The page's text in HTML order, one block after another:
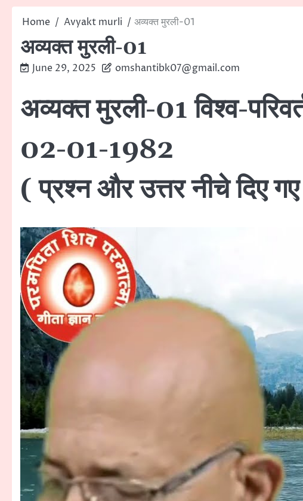
Home Avyakt murli अव्यक्त मुरली-01
अव्यक्त मुरली-01
June 29, 2025 omshantibk07@gmail.com
अव्यक्त मुरली-01 विश्व-
02-01-1982
( प्रश्न और उत्तर नीचे दिए